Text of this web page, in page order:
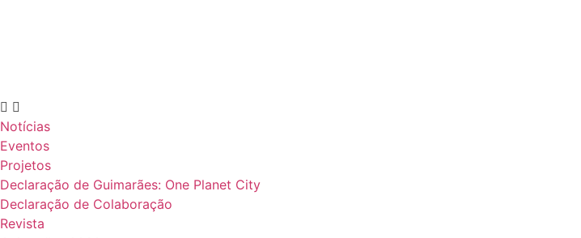
Notícias
Eventos
Projetos
Declaração de Guimarães: One Planet City
Declaração de Colaboração
Revista